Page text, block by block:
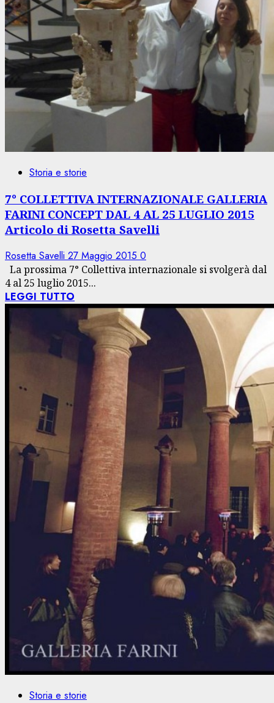
Storia e storie
7° COLLETTIVA INTERNAZIONALE GALLERIA
FARINI CONCEPT DAL 4 AL 25 LUGLIO 2015
Articolo di Rosetta Savelli
Rosetta Savelli 27 Maggio 2015 0
La prossima 7° Collettiva internazionale si svolgerà dal
4 al 25 luglio 2015...
LEGGI TUTTO
Storia e storie